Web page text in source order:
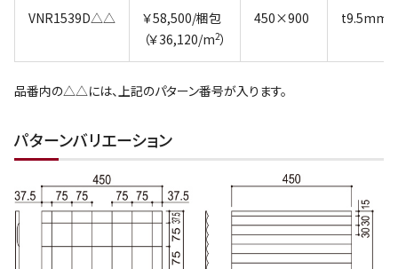
VNR1539D△△
￥58,500/梱包
（￥36,120/m2）
450×900 t9.5mm
品番内の△△には、上記のパターン番号が入ります。
パターンバリエーション